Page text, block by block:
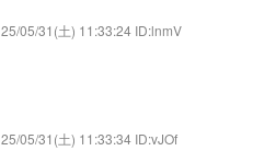
25/05/31(土) 11:33:24 ID:lnmV
25/05/31(土) 11:33:34 ID:vJOf